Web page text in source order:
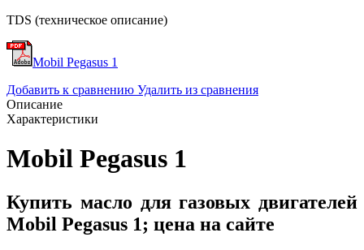
TDS (техническое описание)
Mobil Pegasus 1
Добавить к сравнению Удалить из сравнения
Описание
Характеристики
Mobil Pegasus 1
Купить масло для газовых двигателей
Mobil Pegasus 1; цена на сайте